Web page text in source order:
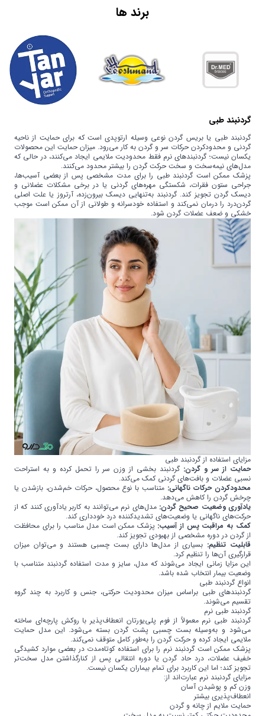
برند ها
گردنبند طبی
گردنبند طبی یا بریس گردن نوعی وسیله ارتوپدی است که برای حمایت از ناحیه
گردنی و محدودکردن حرکات سر و گردن به کار می‌رود. میزان حمایت این محصولات
یکسان نیست؛ گردنبندهای نرم فقط محدودیت ملایمی ایجاد می‌کنند، در حالی که
مدل‌های نیمه‌سخت و سخت حرکت گردن را بیشتر محدود می‌کنند.
پزشک ممکن است گردنبند طبی را برای مدت مشخصی پس از بعضی آسیب‌ها،
جراحی ستون فقرات، شکستگی مهره‌های گردنی یا در برخی مشکلات عضلانی و
دیسک گردن تجویز کند. گردنبند به‌تنهایی دیسک بیرون‌زده، آرتروز یا علت اصلی
گردن‌درد را درمان نمی‌کند و استفاده خودسرانه و طولانی از آن ممکن است موجب
خشکی و ضعف عضلات گردن شود.
مزایای استفاده از گردنبند طبی
حمایت از سر و گردن: گردنبند بخشی از وزن سر را تحمل کرده و به استراحت
نسبی عضلات و بافت‌های گردنی کمک می‌کند.
محدودکردن حرکات ناگهانی: متناسب با نوع محصول، حرکات خم‌شدن، بازشدن یا
چرخش گردن را کاهش می‌دهد.
یادآوری وضعیت صحیح گردن: مدل‌های نرم می‌توانند به کاربر یادآوری کنند که از
حرکت‌های ناگهانی یا وضعیت‌های تشدیدکننده درد خودداری کند.
کمک به مراقبت پس از آسیب: پزشک ممکن است مدل مناسب را برای محافظت
از گردن در دوره مشخصی از بهبودی تجویز کند.
قابلیت تنظیم: بسیاری از مدل‌ها دارای بست چسبی هستند و می‌توان میزان
قرارگیری آن‌ها را تنظیم کرد.
این مزایا زمانی ایجاد می‌شوند که مدل، سایز و مدت استفاده گردنبند متناسب با
وضعیت بیمار انتخاب شده باشد.
انواع گردنبند طبی
گردنبندهای طبی براساس میزان محدودیت حرکتی، جنس و کاربرد به چند گروه
تقسیم می‌شوند.
گردنبند طبی نرم
گردنبند طبی نرم معمولاً از فوم پلی‌یورتان انعطاف‌پذیر با روکش پارچه‌ای ساخته
می‌شود و به‌وسیله بست چسبی پشت گردن بسته می‌شود. این مدل حمایت
ملایمی ایجاد کرده و حرکت گردن را به‌طور کامل متوقف نمی‌کند.
پزشک ممکن است گردنبند نرم را برای استفاده کوتاه‌مدت در بعضی موارد کشیدگی
خفیف عضلات، درد حاد گردن یا دوره انتقالی پس از کنارگذاشتن مدل سخت‌تر
تجویز کند؛ اما این کاربرد برای تمام بیماران یکسان نیست.
مزایای گردنبند نرم عبارت‌اند از:
وزن کم و پوشیدن آسان
انعطاف‌پذیری بیشتر
حمایت ملایم از چانه و گردن